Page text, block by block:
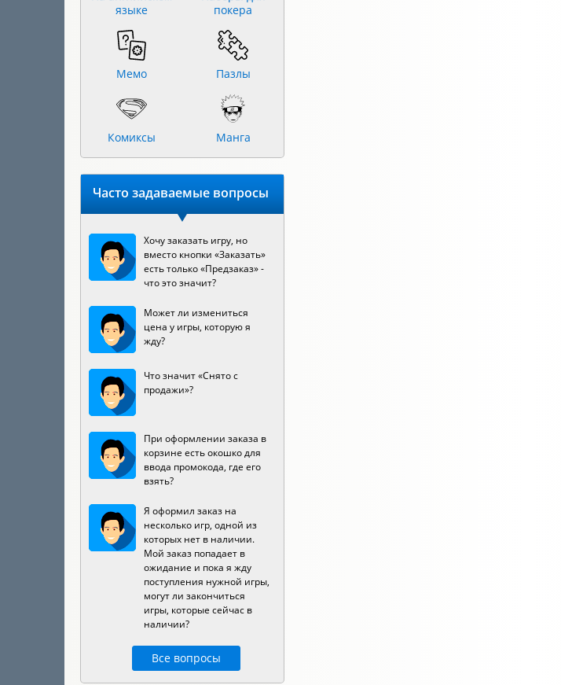
языке
покера
Мемо Пазлы
Комиксы Манга
Часто задаваемые вопросы
Хочу заказать игру, но
вместо кнопки «Заказать»
есть только «Предзаказ» -
что это значит?
Может ли измениться
цена у игры, которую я
жду?
Что значит «Снято с
продажи»?
При оформлении заказа в
корзине есть окошко для
ввода промокода, где его
взять?
Я оформил заказ на
несколько игр, одной из
которых нет в наличии.
Мой заказ попадает в
ожидание и пока я жду
поступления нужной игры,
могут ли закончиться
игры, которые сейчас в
наличии?
Все вопросы